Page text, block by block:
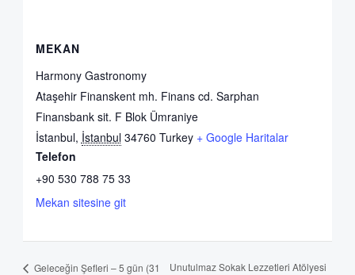
MEKAN
Harmony Gastronomy
Ataşehir Finanskent mh. Finans cd. Sarphan
Finansbank sit. F Blok Ümraniye
İstanbul, İstanbul 34760 Turkey + Google Haritalar
Telefon
+90 530 788 75 33
Mekan sitesine git
Geleceğin Şefleri – 5 gün (31
Unutulmaz Sokak Lezzetleri Atölyesi